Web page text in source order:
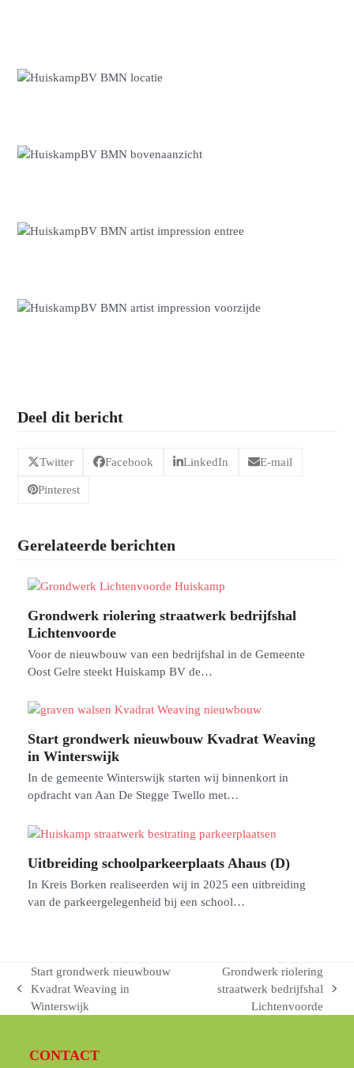
Deel dit bericht
Twitter Facebook LinkedIn E-mail
Pinterest
Gerelateerde berichten
Grondwerk riolering straatwerk bedrijfshal
Lichtenvoorde
Voor de nieuwbouw van een bedrijfshal in de Gemeente
Oost Gelre steekt Huiskamp BV de…
Start grondwerk nieuwbouw Kvadrat Weaving
in Winterswijk
In de gemeente Winterswijk starten wij binnenkort in
opdracht van Aan De Stegge Twello met…
Uitbreiding schoolparkeerplaats Ahaus (D)
In Kreis Borken realiseerden wij in 2025 een uitbreiding
van de parkeergelegenheid bij een school…
previous
post:
Start grondwerk nieuwbouw
Kvadrat Weaving in
Winterswijk
post:
Grondwerk riolering
straatwerk bedrijfshal
Lichtenvoorde
CONTACT